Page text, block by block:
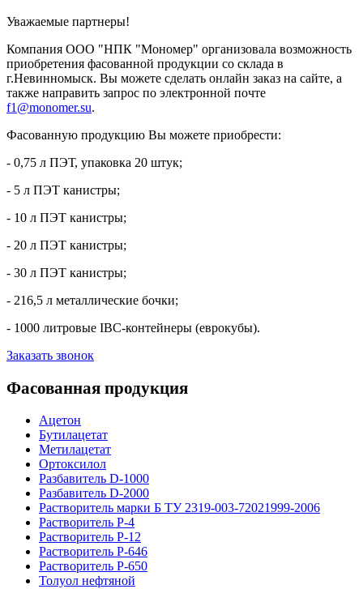
Уважаемые партнеры!
Компания ООО "НПК "Мономер" организовала возможность
приобретения фасованной продукции со склада в
г.Невинномыск. Вы можете сделать онлайн заказ на сайте, а
также направить запрос по электронной почте
f1@monomer.su.
Фасованную продукцию Вы можете приобрести:
- 0,75 л ПЭТ, упаковка 20 штук;
- 5 л ПЭТ канистры;
- 10 л ПЭТ канистры;
- 20 л ПЭТ канистры;
- 30 л ПЭТ канистры;
- 216,5 л металлические бочки;
- 1000 литровые IBC-контейнеры (еврокубы).
Заказать звонок
Фасованная продукция
Ацетон
Бутилацетат
Метилацетат
Ортоксилол
Разбавитель D-1000
Разбавитель D-2000
Растворитель марки Б ТУ 2319-003-72021999-2006
Растворитель Р-4
Растворитель Р-12
Растворитель Р-646
Растворитель Р-650
Толуол нефтяной